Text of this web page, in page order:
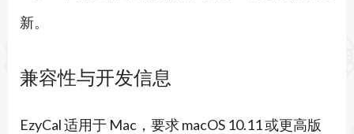
新。
兼容性与开发信息
EzyCal 适用于 Mac，要求 macOS 10.11 或更高版